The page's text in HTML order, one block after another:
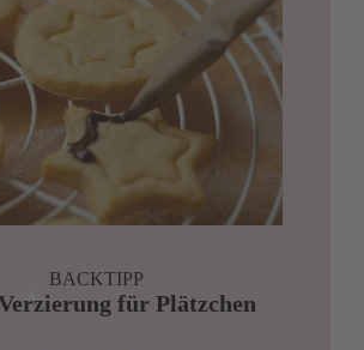
BACKTIPP
für Plätzchen